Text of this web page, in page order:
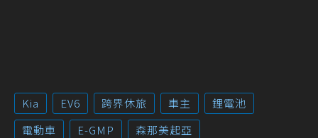
Kia EV6 跨界休旅 車主
鋰電池
電動車
E-GMP 森那美起亞